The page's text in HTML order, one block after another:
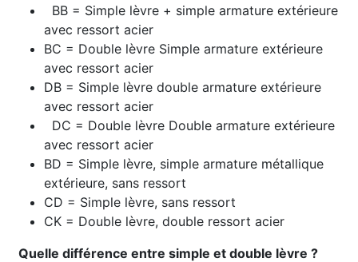
BB = Simple lèvre + simple armature extérieure
avec ressort acier
BC = Double lèvre Simple armature extérieure
avec ressort acier
DB = Simple lèvre double armature extérieure
avec ressort acier
DC = Double lèvre Double armature extérieure
avec ressort acier
BD = Simple lèvre, simple armature métallique
extérieure, sans ressort
CD = Simple lèvre, sans ressort
CK = Double lèvre, double ressort acier
Quelle différence entre simple et double lèvre ?